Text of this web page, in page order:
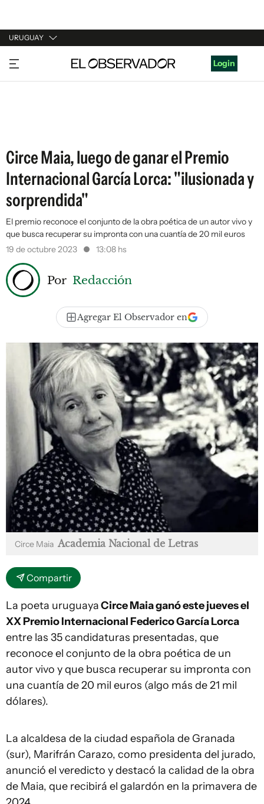
URUGUAY
URUGUAY
ARGENTINA
Login
Circe Maia, luego de ganar el Premio
Internacional García Lorca: "ilusionada y
sorprendida"
El premio reconoce el conjunto de la obra poética de un autor vivo y
que busca recuperar su impronta con una cuantía de 20 mil euros
19 de octubre 2023
13:08 hs
Por Redacción
Agregar El Observador en
Circe Maia Academia Nacional de Letras
Compartir
La poeta uruguayaCirce Maia ganó este jueves el
XX Premio Internacional Federico García Lorca
entre las 35 candidaturas presentadas, que
reconoce el conjunto de la obra poética de un
autor vivo y que busca recuperar su impronta con
una cuantía de 20 mil euros (algo más de 21 mil
dólares).
La alcaldesa de la ciudad española de Granada
(sur), Marifrán Carazo, como presidenta del jurado,
anunció el veredicto y destacó la calidad de la obra
de Maia, que recibirá el galardón en la primavera de